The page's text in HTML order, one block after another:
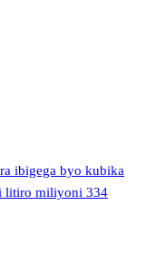
ibigega byo kubika
litiro miliyoni 334